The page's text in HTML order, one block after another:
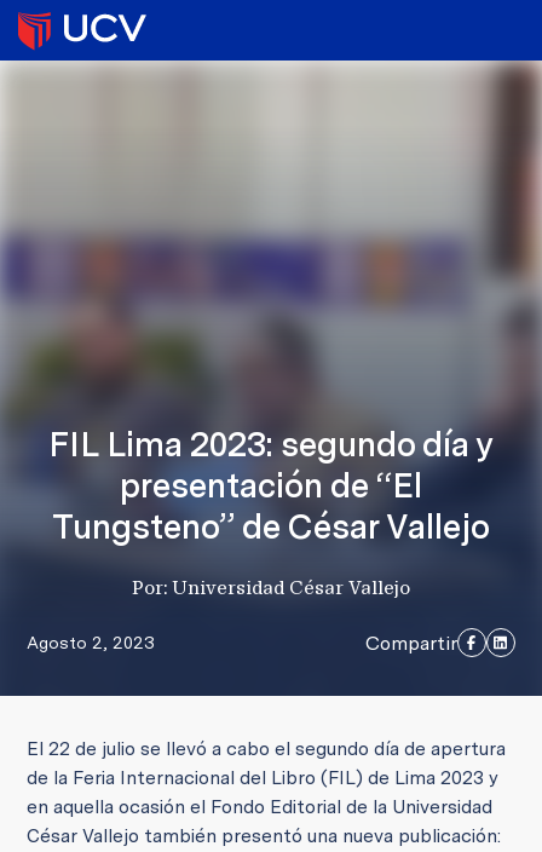
FIL Lima 2023: segundo día y
presentación de “El
Tungsteno” de César Vallejo
Por: Universidad César Vallejo
Agosto 2, 2023 Compartir
El 22 de julio se llevó a cabo el segundo día de apertura
de la Feria Internacional del Libro (FIL) de Lima 2023 y
en aquella ocasión el Fondo Editorial de la Universidad
César Vallejo también presentó una nueva publicación: